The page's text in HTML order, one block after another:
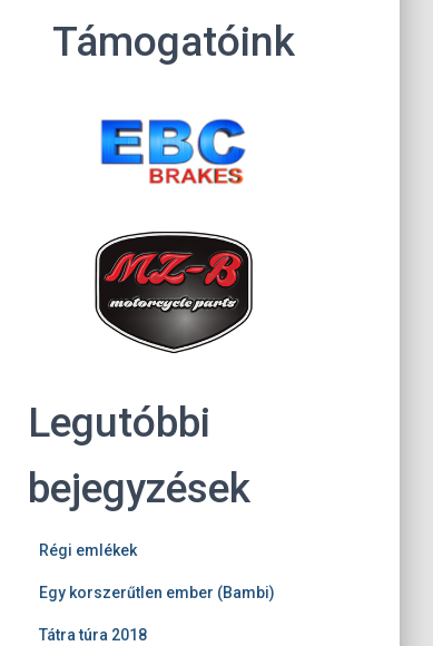
Támogatóink
Legutóbbi
bejegyzések
Régi emlékek
Egy korszerűtlen ember (Bambi)
Tátra túra 2018